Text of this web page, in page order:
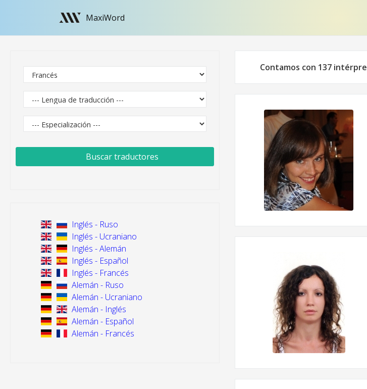
MaxiWord
Buscar traductores
Inglés - Ruso
Inglés - Ucraniano
Inglés - Alemán
Inglés - Español
Inglés - Francés
Alemán - Ruso
Alemán - Ucraniano
Alemán - Inglés
Alemán - Español
Alemán - Francés
Contamos con 137